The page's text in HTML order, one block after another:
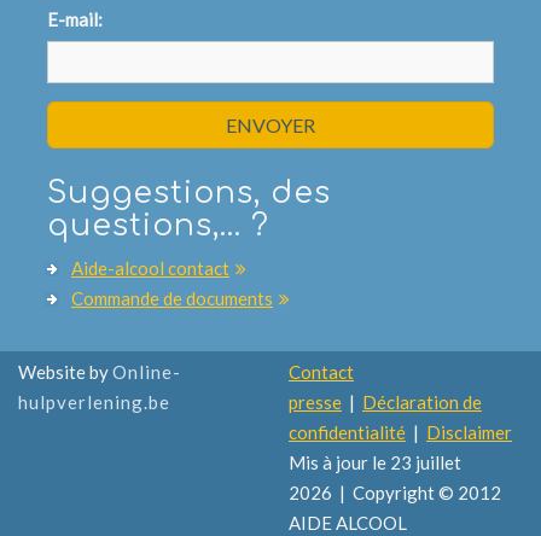
E-mail:
ENVOYER
Suggestions, des
questions,... ?
Aide-alcool contact
Commande de documents
Website byOnline-
hulpverlening.be
Contact
presse | Déclaration de
confidentialité | Disclaimer
Mis à jour le 23 juillet
2026 | Copyright © 2012
AIDE ALCOOL